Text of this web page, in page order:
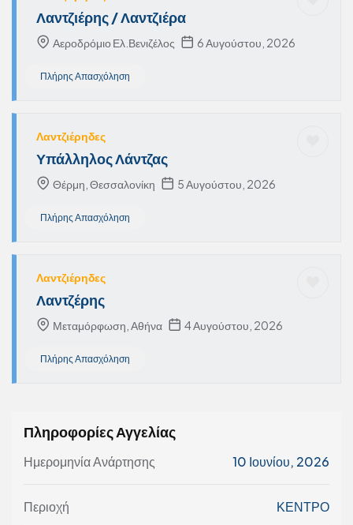
Λαντζιέρης / Λαντζιέρα
Αεροδρόμιο Ελ.Βενιζέλος 6 Αυγούστου, 2026
Πλήρης Απασχόληση
Λαντζιέρηδες
Υπάλληλος Λάντζας
Θέρμη, Θεσσαλονίκη 5 Αυγούστου, 2026
Πλήρης Απασχόληση
Λαντζιέρηδες
Λαντζέρης
Μεταμόρφωση, Αθήνα 4 Αυγούστου, 2026
Πλήρης Απασχόληση
Πληροφορίες Αγγελίας
Ημερομηνία Ανάρτησης 10 Ιουνίου, 2026
Περιοχή ΚΕΝΤΡΟ